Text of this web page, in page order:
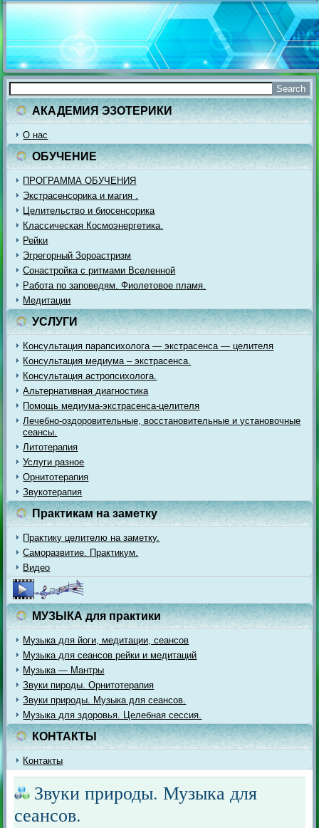
АКАДЕМИЯ ЭЗОТЕРИКИ
О нас
ОБУЧЕНИЕ
ПРОГРАММА ОБУЧЕНИЯ
Экстрасенсорика и магия .
Целительство и биосенсорика
Классическая Космоэнергетика.
Рейки
Эгрегорный Зороастризм
Сонастройка с ритмами Вселенной
Работа по заповедям. Фиолетовое пламя.
Медитации
УСЛУГИ
Консультация парапсихолога — экстрасенса — целителя
Консультация медиума – экстрасенса.
Консультация астропсихолога.
Альтернативная диагностика
Помощь медиума-экстрасенса-целителя
Лечебно-оздоровительные, восстановительные и установочные
сеансы.
Литотерапия
Услуги разное
Орнитотерапия
Звукотерапия
Практикам на заметку
Практику целителю на заметку.
Саморазвитие. Практикум.
Видео
МУЗЫКА для практики
Музыка для йоги, медитации, сеансов
Музыка для сеансов рейки и медитаций
Музыка — Мантры
Звуки пироды. Орнитотерапия
Звуки природы. Музыка для сеансов.
Музыка для здоровья. Целебная сессия.
КОНТАКТЫ
Контакты
Звуки природы. Музыка для
сеансов.